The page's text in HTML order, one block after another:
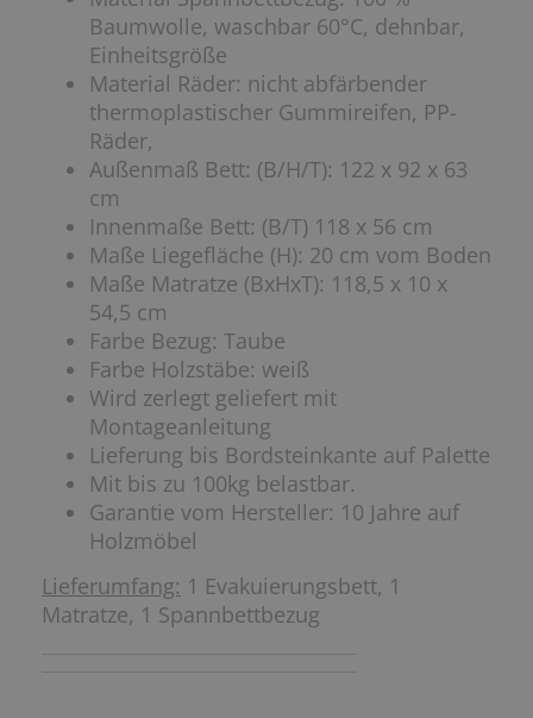
Baumwolle, waschbar 60°C, dehnbar,
Einheitsgröße
Material Räder: nicht abfärbender
thermoplastischer Gummireifen, PP-
Räder,
Außenmaß Bett: (B/H/T): 122 x 92 x 63
cm
Innenmaße Bett: (B/T) 118 x 56 cm
Maße Liegefläche (H): 20 cm vom Boden
Maße Matratze (BxHxT): 118,5 x 10 x
54,5 cm
Farbe Bezug: Taube
Farbe Holzstäbe: weiß
Wird zerlegt geliefert mit
Montageanleitung
Lieferung bis Bordsteinkante auf Palette
Mit bis zu 100kg belastbar.
Garantie vom Hersteller: 10 Jahre auf
Holzmöbel
Lieferumfang: 1 Evakuierungsbett, 1
Matratze, 1 Spannbettbezug